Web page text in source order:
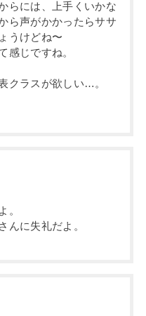
らには、上手くいかな
ら声がかかったらササ
うけどね〜
感じですね。
クラスが欲しい…。
。
んに失礼だよ。